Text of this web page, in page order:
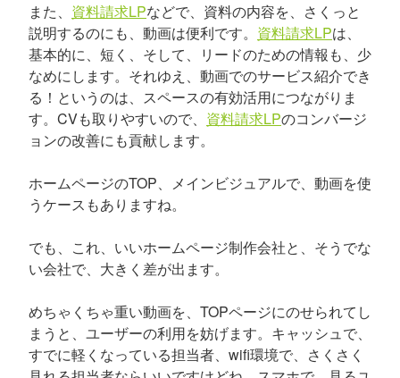
また、 資料請求LPなどで、資料の内容を、さくっと
説明するのにも、動画は便利です。 資料請求LPは、
基本的に、短く、そして、リードのための情報も、少
なめにします。それゆえ、動画でのサービス紹介でき
る！というのは、スペースの有効活用につながりま
す。CVも取りやすいので、 資料請求LPのコンバージ
ョンの改善にも貢献します。
ホームページのTOP、メインビジュアルで、動画を使
うケースもありますね。
でも、これ、いいホームページ制作会社と、そうでな
い会社で、大きく差が出ます。
めちゃくちゃ重い動画を、TOPページにのせられてし
まうと、ユーザーの利用を妨げます。キャッシュで、
すでに軽くなっている担当者、wifi環境で、さくさく